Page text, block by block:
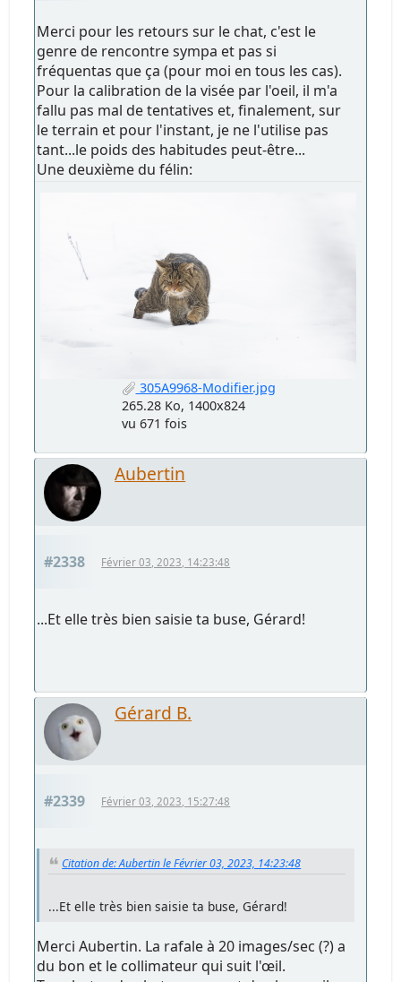
Merci pour les retours sur le chat, c'est le
genre de rencontre sympa et pas si
fréquentas que ça (pour moi en tous les cas).
Pour la calibration de la visée par l'oeil, il m'a
fallu pas mal de tentatives et, finalement, sur
le terrain et pour l'instant, je ne l'utilise pas
tant...le poids des habitudes peut-être...
Une deuxième du félin:
305A9968-Modifier.jpg
265.28 Ko, 1400x824
vu 671 fois
Aubertin
#2338 Février 03, 2023, 14:23:48
...Et elle très bien saisie ta buse, Gérard!
Gérard B.
#2339 Février 03, 2023, 15:27:48
Citation de: Aubertin le Février 03, 2023, 14:23:48
...Et elle très bien saisie ta buse, Gérard!
Merci Aubertin. La rafale à 20 images/sec (?) a
du bon et le collimateur qui suit l'œil.